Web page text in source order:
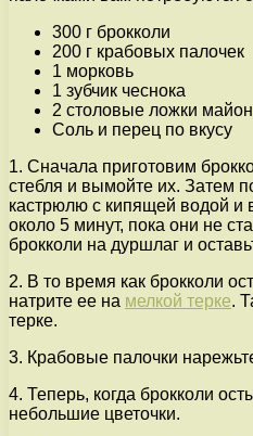
300 г брокколи
200 г крабовых палочек
1 морковь
1 зубчик чеснока
2 столовые ложки
Соль и перец по вкусу
1. Сначала приготовим
стебля и вымойте их. Затем
кастрюлю с кипящей водой и
около 5 минут, пока они не
брокколи на дуршлаг и
2. В то время как брокколи
натрите ее на мелкой терке.
терке.
3. Крабовые палочки
4. Теперь, когда брокколи
небольшие цветочки.